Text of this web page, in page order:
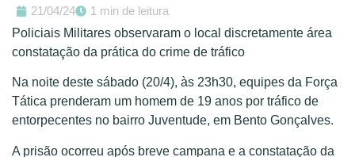
21/04/24
1 min de leitura
Policiais Militares observaram o local discretamente área
constatação da prática do crime de tráfico
Na noite deste sábado (20/4), às 23h30, equipes da Força
Tática prenderam um homem de 19 anos por tráfico de
entorpecentes no bairro Juventude, em Bento Gonçalves.
A prisão ocorreu após breve campana e a constatação da